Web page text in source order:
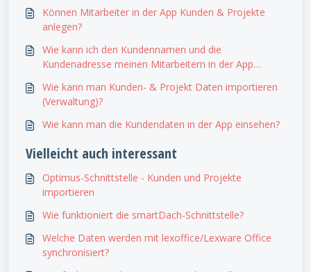
Können Mitarbeiter in der App Kunden & Projekte
anlegen?
Wie kann ich den Kundennamen und die
Kundenadresse meinen Mitarbeitern in der App
Wie kann man Kunden- & Projekt Daten importieren
(Verwaltung)?
Wie kann man die Kundendaten in der App einsehen?
Vielleicht auch interessant
Optimus-Schnittstelle - Kunden und Projekte
importieren
Wie funktioniert die smartDach-Schnittstelle?
Welche Daten werden mit lexoffice/Lexware Office
synchronisiert?